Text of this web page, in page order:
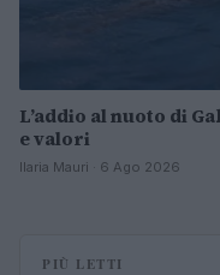
L’addio al nuoto di
e valori
Ilaria Mauri · 6 Ago 2026
PIÙ LETTI